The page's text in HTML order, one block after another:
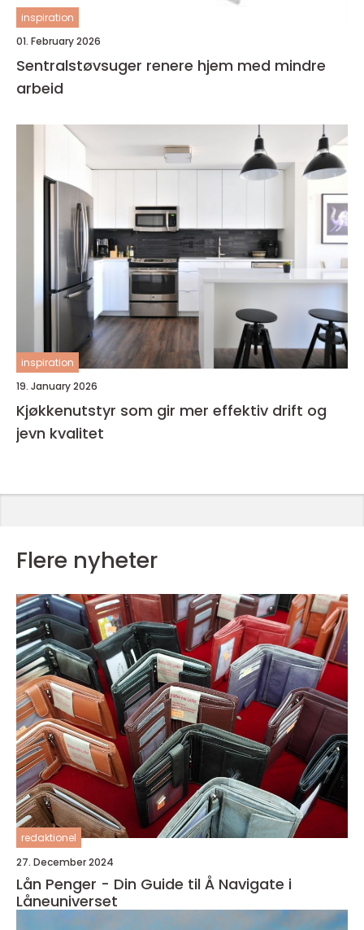
inspiration
01. February 2026
Sentralstøvsuger renere hjem med mindre
arbeid
inspiration
19. January 2026
Kjøkkenutstyr som gir mer effektiv drift og
jevn kvalitet
Flere nyheter
redaktionel
27. December 2024
Lån Penger - Din Guide til Å Navigate i
Låneuniverset